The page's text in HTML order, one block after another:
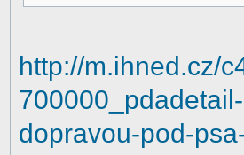
http://m.ihned.cz/
dopravou-pod-